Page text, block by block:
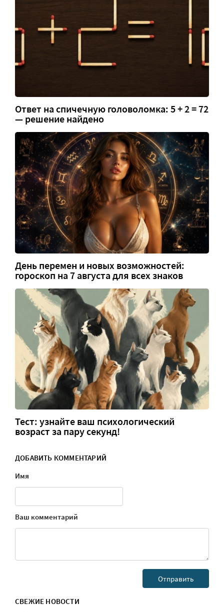
Ответ на спичечную головоломка: 5 + 2 = 72
— решение найдено
День перемен и новых возможностей:
гороскоп на 7 августа для всех знаков
Тест: узнайте ваш психологический
возраст за пару секунд!
ДОБАВИТЬ КОММЕНТАРИЙ
Имя
Ваш комментарий
СВЕЖИЕ НОВОСТИ